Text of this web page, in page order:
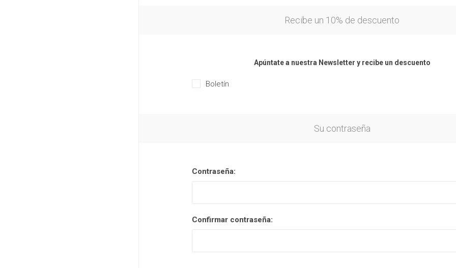
Recibe un 10% de descuento
Apúntate a nuestra Newsletter y recibe un descuento
Boletín
Su contraseña
Contraseña:
Confirmar contraseña: